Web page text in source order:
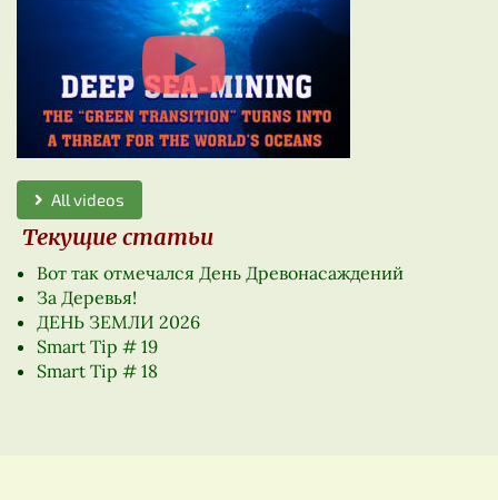
All videos
Текущие статьи
Вот так отмечался День Древонасаждений
За Деревья!
ДЕНЬ ЗЕМЛИ 2026
Smart Tip # 19
Smart Tip # 18